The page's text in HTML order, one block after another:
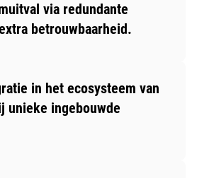
via redundante
betrouwbaarheid.
in het ecosysteem van
unieke ingebouwde